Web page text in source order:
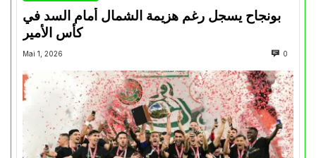
بونجاح يسجل رغم هزيمة الشمال أمام السد في
كأس الأمير
Mai 1, 2026 0